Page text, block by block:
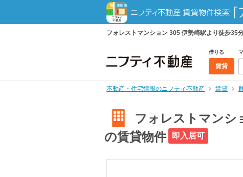
フォレストマンション 305 伊勢崎駅より徒歩35
借りる
賃貸
不動産・住宅情報のニフティ不動産 賃貸
フォレストマンシ
の賃貸物件
即入居可